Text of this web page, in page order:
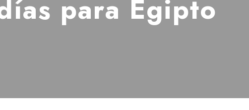
para Egipto